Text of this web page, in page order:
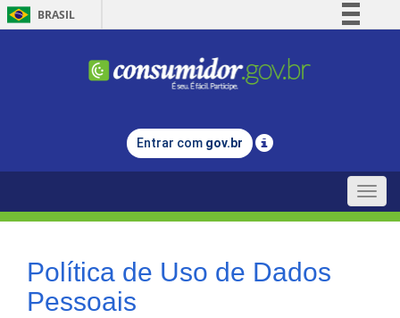
BRASIL
Comunica BR
Legislação
Entrar com gov.br
Toggle
Política de Uso de Dados
Pessoais